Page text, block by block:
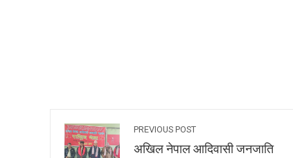
PREVIOUS POST
अखिल नेपाल आदिवासी जनजाति